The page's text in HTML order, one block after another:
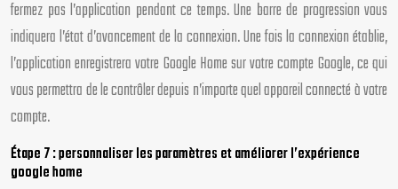
fermez pas l’application pendant ce temps. Une barre de progression vous
indiquera l’état d’avancement de la connexion. Une fois la connexion établie,
l’application enregistrera votre Google Home sur votre compte Google, ce qui
vous permettra de le contrôler depuis n’importe quel appareil connecté à votre
compte.
Étape 7 : personnaliser les paramètres et améliorer l’expérience
google home